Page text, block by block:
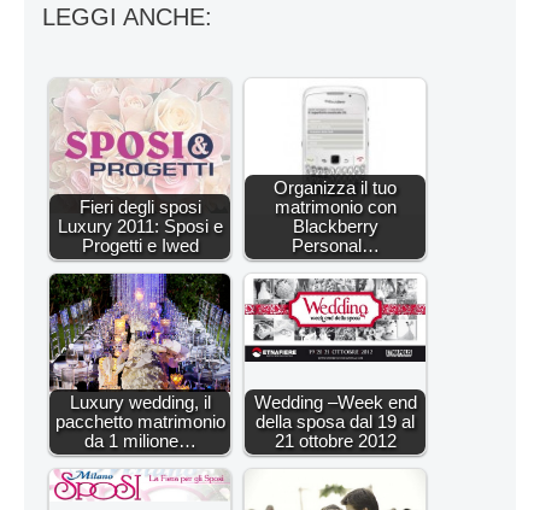
LEGGI ANCHE:
Fieri degli sposi
Luxury 2011: Sposi e
Progetti e Iwed
Organizza il tuo
matrimonio con
Blackberry
Personal…
Luxury wedding, il
pacchetto matrimonio
da 1 milione…
Wedding –Week end
della sposa dal 19 al
21 ottobre 2012